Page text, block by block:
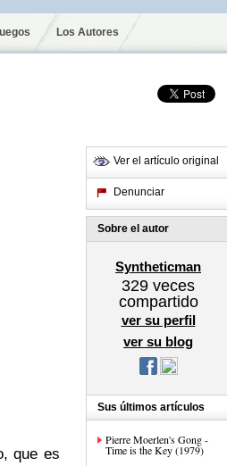
Los Autores
que es
Ver el artículo original
Denunciar
Sobre el autor
Syntheticman
329 veces
compartido
ver su perfil
ver su blog
Sus últimos artículos
Pierre Moerlen's Gong -
Time is the Key (1979)